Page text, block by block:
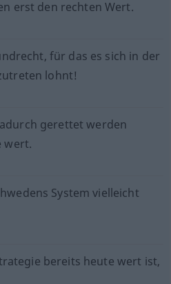
erst den rechten Wert.
für das es sich in der
lohnt!
gerettet werden
wert.
System vielleicht
bereits heute wert ist,